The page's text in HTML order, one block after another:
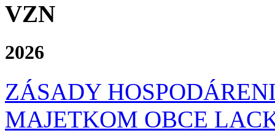
VZN
2026
ZÁSADY
MAJETKOM OBCE